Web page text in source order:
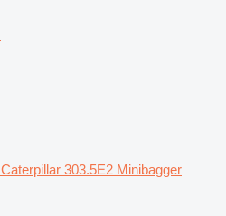
Caterpillar 303.5E2 Minibagger